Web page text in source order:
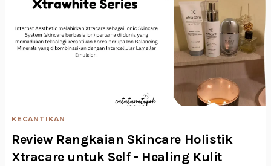
KECANTIKAN
Review Rangkaian Skincare Holistik
Xtracare untuk Self - Healing Kulit